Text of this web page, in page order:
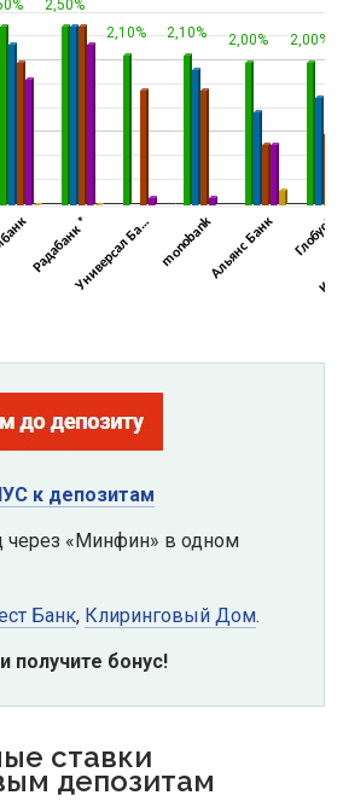
к депозитам
через «Минфин» в одном
Банк, Клиринговый Дом.
получите бонус!
ставки
депозитам